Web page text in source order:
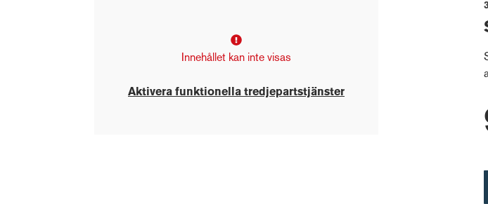
Innehållet kan inte visas
Aktivera funktionella tredjepartstjänster